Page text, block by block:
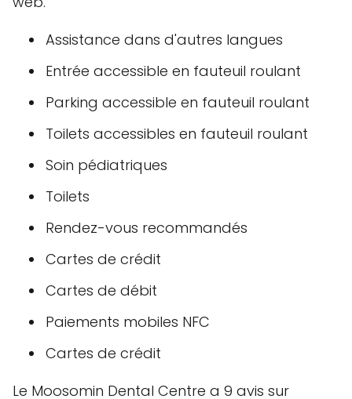
Assistance dans d'autres langues
Entrée accessible en fauteuil roulant
Parking accessible en fauteuil roulant
Toilets accessibles en fauteuil roulant
Soin pédiatriques
Toilets
Rendez-vous recommandés
Cartes de crédit
Cartes de débit
Paiements mobiles NFC
Cartes de crédit
Le Moosomin Dental Centre a 9 avis sur